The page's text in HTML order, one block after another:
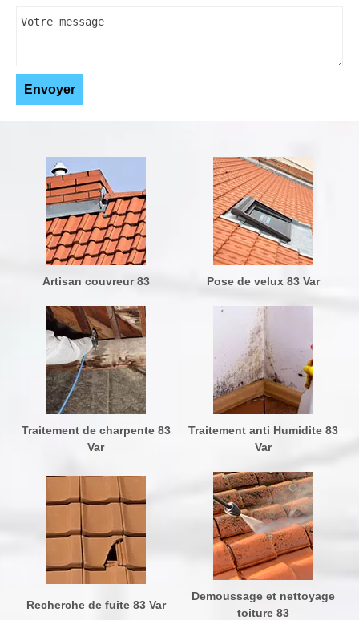
Artisan couvreur 83 Pose de velux 83 Var
Traitement de charpente 83
Var
Traitement anti Humidite 83
Var
Recherche de fuite 83 Var
Demoussage et nettoyage
toiture 83